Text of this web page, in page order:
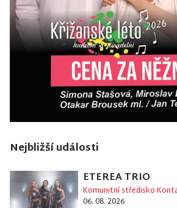
Nejbližší události
ETEREA TRIO
Komunitní středisko
06. 08. 2026